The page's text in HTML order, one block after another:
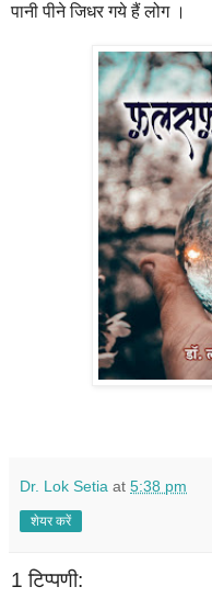
पानी पीने जिधर गये हैं लोग ।
Dr. Lok Setia at 5:38 pm
शेयर करें
1 टिप्पणी: